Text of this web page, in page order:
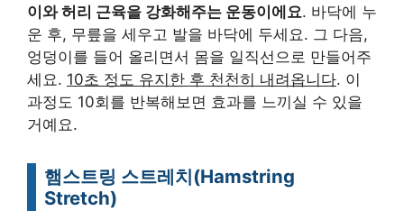
이와 허리 근육을 강화해주는 운동이에요. 바닥에 누
운 후, 무릎을 세우고 발을 바닥에 두세요. 그 다음,
엉덩이를 들어 올리면서 몸을 일직선으로 만들어주
세요. 10초 정도 유지한 후 천천히 내려옵니다. 이
과정도 10회를 반복해보면 효과를 느끼실 수 있을
거예요.
햄스트링 스트레치(Hamstring
Stretch)